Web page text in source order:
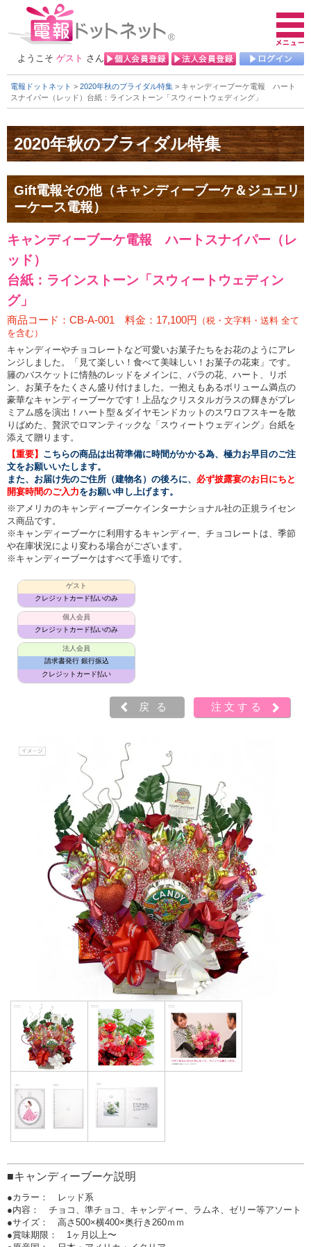
ようこそ ゲスト さん
電報ドットネット > 2020年秋のブライダル特集 > キャンディーブーケ電報 ハート
スナイパー（レッド） 台紙：ラインストーン「スウィートウェディング」
Gift電報その他（キャンディーブーケ＆ジュエリ
ーケース電報）
キャンディーブーケ電報 ハートスナイパー（レ
ッド）
台紙：ラインストーン「スウィートウェディン
グ」
商品コード：CB-A-001 料金：17,100円
（税・文字料・送料 全て
を含む）
キャンディーやチョコレートなど可愛いお菓子たちをお花のようにアレ
ンジしました。「見て楽しい！食べて美味しい！お菓子の花束」です。
籐のバスケットに情熱のレッドをメインに、バラの花、ハート、リボ
ン、お菓子をたくさん盛り付けました。一抱えもあるボリューム満点の
豪華なキャンディーブーケです！上品なクリスタルガラスの輝きがプレ
ミアム感を演出！ハート型＆ダイヤモンドカットのスワロフスキーを散
りばめた、贅沢でロマンティックな「スウィートウェディング」台紙を
添えて贈ります。
【重要】 こちらの商品は出荷準備に時間がかかる為、極力お早目のご注
文をお願いいたします。
また、お届け先のご住所（建物名）の後ろに、 必ず披露宴のお日にちと
開宴時間のご入力をお願い申し上げます。
※アメリカのキャンディーブーケインターナショナル社の正規ライセン
ス商品です。
※キャンディーブーケに利用するキャンディー、チョコレートは、季節
や在庫状況により変わる場合がございます。
※キャンディーブーケはすべて手造りです。
ゲスト
クレジットカード払いのみ
個人会員
クレジットカード払いのみ
法人会員
請求書発行 銀行振込
クレジットカード払い
戻る 注文する
■キャンディーブーケ説明
●カラー： レッド系
●内容： チョコ、準チョコ、キャンディー、ラムネ、ゼリー等アソート
●サイズ： 高さ500×横400×奥行き260ｍｍ
●賞味期限： 1ヶ月以上〜